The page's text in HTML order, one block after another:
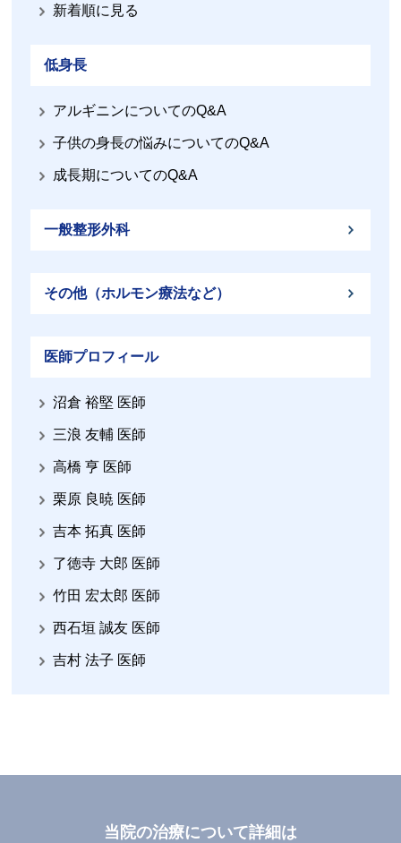
新着順に見る
低身長
アルギニンについてのQ&A
子供の身長の悩みについてのQ&A
成長期についてのQ&A
一般整形外科
その他（ホルモン療法など）
医師プロフィール
沼倉 裕堅 医師
三浪 友輔 医師
高橋 亨 医師
栗原 良暁 医師
吉本 拓真 医師
了徳寺 大郎 医師
竹田 宏太郎 医師
西石垣 誠友 医師
吉村 法子 医師
当院の治療について詳細は